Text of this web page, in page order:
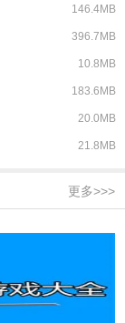
146.4MB
396.7MB
10.8MB
183.6MB
20.0MB
21.8MB
更多>>>